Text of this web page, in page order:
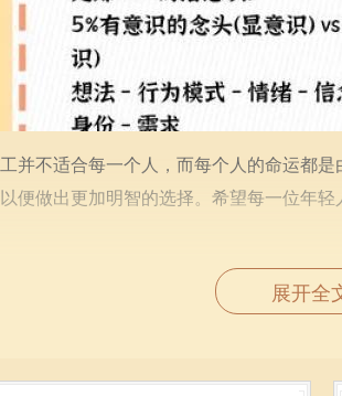
并不适合每一个人，而每个人的命运都
便做出更加明智的选择。希望每一位年
展开全